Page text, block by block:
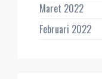
Maret 2022
Februari 2022